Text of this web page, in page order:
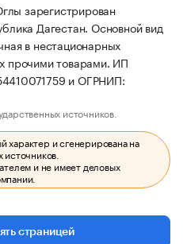
зарегистрирован
Дагестан. Основной вид
в нестационарных
прочими товарами. ИП
и ОГРНИП:
источников.
и сгенерирована на
и не имеет деловых
страницей